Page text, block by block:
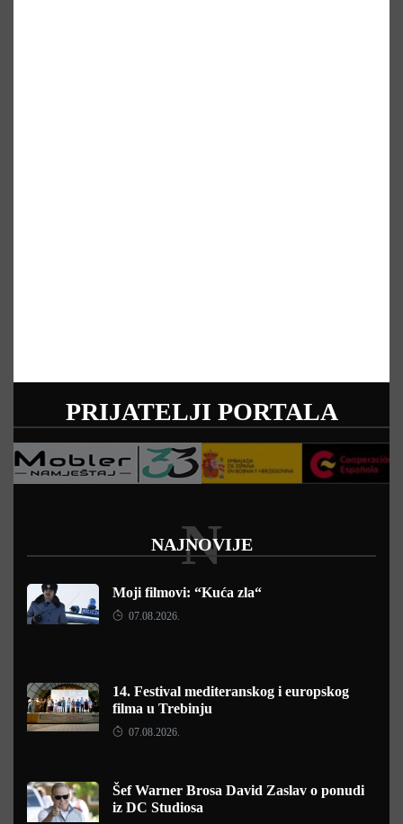
PRIJATELJI PORTALA
NAJNOVIJE
N
Moji filmovi: “Kuća zla“
07.08.2026.
14. Festival mediteranskog i europskog
filma u Trebinju
07.08.2026.
Šef Warner Brosa David Zaslav o ponudi
iz DC Studiosa